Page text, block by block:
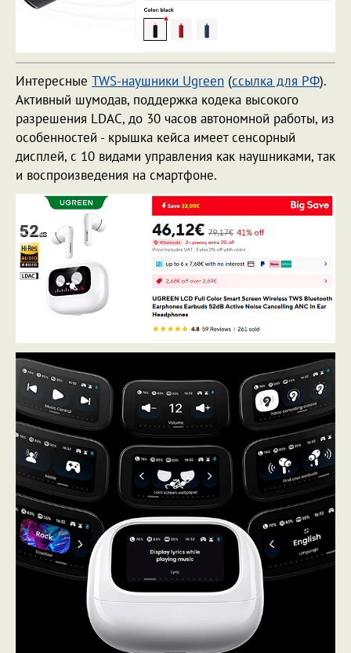
Интересные TWS-наушники Ugreen (ссылка для РФ).
Активный шумодав, поддержка кодека высокого
разрешения LDAC, до 30 часов автономной работы, из
особенностей - крышка кейса имеет сенсорный
дисплей, с 10 видами управления как наушниками, так
и воспроизведения на смартфоне.